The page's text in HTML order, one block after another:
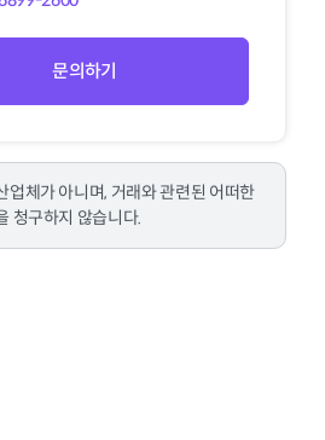
문의하기
업체가 아니며, 거래와 관련된 어떠한
청구하지 않습니다.